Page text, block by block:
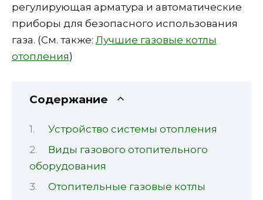
регулирующая арматура и автоматические
приборы для безопасного использования
газа. (См. также: Лучшие газовые котлы
отопления)
Содержание
Устройство системы отопления
Виды газового отопительного
оборудования
Отопительные газовые котлы